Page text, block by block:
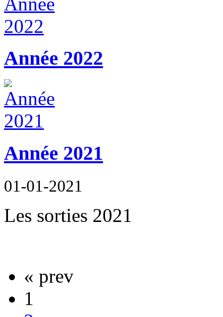
Année 2022
Année 2021
01-01-2021
Les sorties 2021
« prev
1